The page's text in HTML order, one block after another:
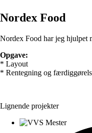
Nordex Food
Nordex Food har jeg hjulpet
Opgave:
* Layout
* Rentegning og
Lignende projekter